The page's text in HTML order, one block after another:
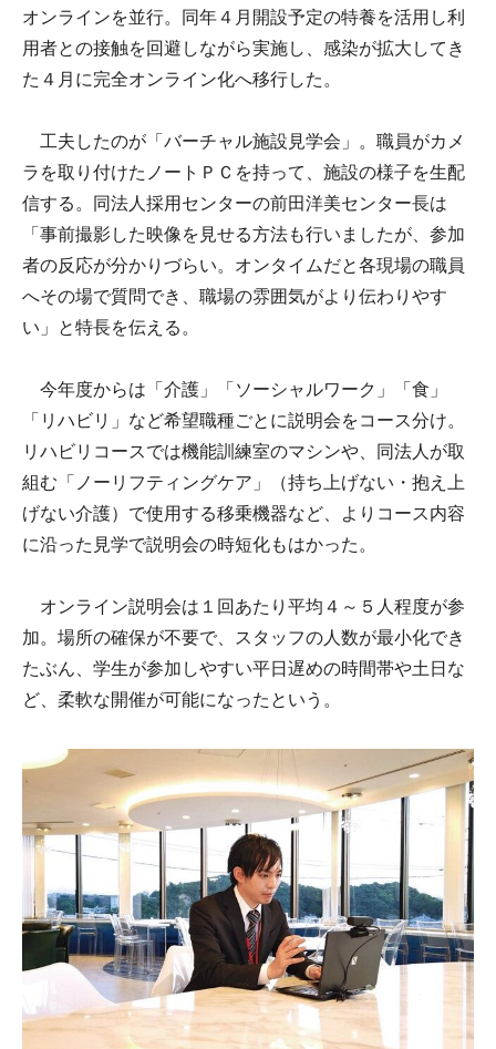
オンラインを並行。同年４月開設予定の特養を活用し利
用者との接触を回避しながら実施し、感染が拡大してき
た４月に完全オンライン化へ移行した。
工夫したのが「バーチャル施設見学会」。職員がカメ
ラを取り付けたノートＰＣを持って、施設の様子を生配
信する。同法人採用センターの前田洋美センター長は
「事前撮影した映像を見せる方法も行いましたが、参加
者の反応が分かりづらい。オンタイムだと各現場の職員
へその場で質問でき、職場の雰囲気がより伝わりやす
い」と特長を伝える。
今年度からは「介護」「ソーシャルワーク」「食」
「リハビリ」など希望職種ごとに説明会をコース分け。
リハビリコースでは機能訓練室のマシンや、同法人が取
組む「ノーリフティングケア」（持ち上げない・抱え上
げない介護）で使用する移乗機器など、よりコース内容
に沿った見学で説明会の時短化もはかった。
オンライン説明会は１回あたり平均４～５人程度が参
加。場所の確保が不要で、スタッフの人数が最小化でき
たぶん、学生が参加しやすい平日遅めの時間帯や土日な
ど、柔軟な開催が可能になったという。